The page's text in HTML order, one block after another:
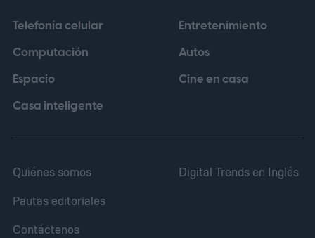
superar barreras creativas y
transformarlos, según sus propias
palabras, de "estudiantes de composición a
maestros de la composición".
Telefonía celular
Computación
Espacio
Casa inteligente
Entretenimiento
Autos
Cine en casa
Quiénes somos
Pautas editoriales
Contáctenos
Digital Trends en Inglés